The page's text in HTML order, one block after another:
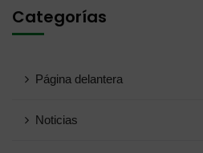
Categorías
Página delantera
Noticias